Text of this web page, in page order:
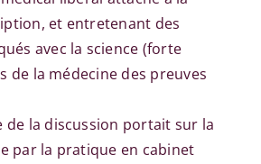
et entretenant des
avec la science (forte
de la médecine des preuves
de la discussion portait sur la
par la pratique en cabinet